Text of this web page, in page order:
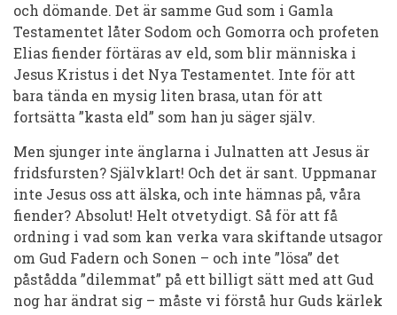
och dömande. Det är samme Gud som i Gamla
Testamentet låter Sodom och Gomorra och profeten
Elias fiender förtäras av eld, som blir människa i
Jesus Kristus i det Nya Testamentet. Inte för att
bara tända en mysig liten brasa, utan för att
fortsätta ”kasta eld” som han ju säger själv.
Men sjunger inte änglarna i Julnatten att Jesus är
fridsfursten? Självklart! Och det är sant. Uppmanar
inte Jesus oss att älska, och inte hämnas på, våra
fiender? Absolut! Helt otvetydigt. Så för att få
ordning i vad som kan verka vara skiftande utsagor
om Gud Fadern och Sonen – och inte ”lösa” det
påstådda ”dilemmat” på ett billigt sätt med att Gud
nog har ändrat sig – måste vi förstå hur Guds kärlek